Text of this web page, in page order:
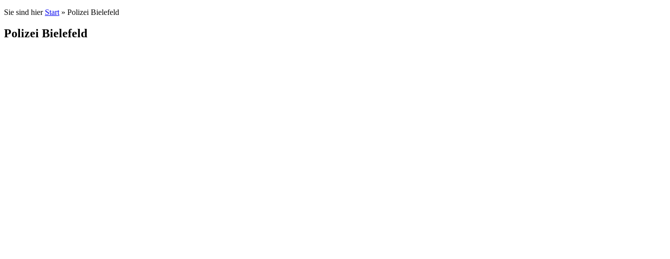
Sie sind hier Start » Polizei Bielefeld
Polizei Bielefeld